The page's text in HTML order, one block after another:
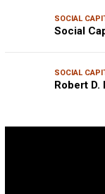
SOCIAL
Social
SOCIAL
Robert